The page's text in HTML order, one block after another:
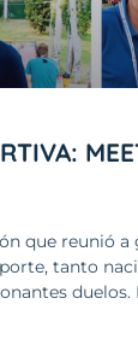
que reunió a
tanto